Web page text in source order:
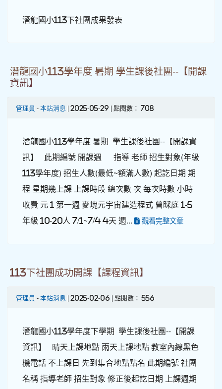
潛龍國小113下社團成果發表
潛龍國小113學年度 暑期 學生課後社團--【開課
資訊】
管理員 - 本站消息 | 2025-05-29 | 點閱數： 708
潛龍國小113學年度 暑期 學生課後社團--【開課資
訊】 此期編號 開課週 指導 老師 招生對象(年級
113學年度) 招生人數(最低~額滿人數) 起訖日期 期
程 星期幾上課 上課時段 總次數 次 每次時數 小時
收費 元 1 第一週 麥塊元宇宙建造程式 曾睬庭 1-5
年級 10-20人 7/1~7/4 4天 週...
觀看完整文章
113下社團成功開課【課程資訊】
管理員 - 本站消息 | 2025-02-06 | 點閱數： 556
潛龍國小113學年度下學期 學生課後社團--【開課
資訊】 晴天上課地點 雨天上課地點 教室內線黑色
機電話 不上課日 先到集合地點點名 此期編號 社團
名稱 指導老師 招生對象 修正後起訖日期 上課週期